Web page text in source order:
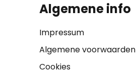
Algemene info
Impressum
Algemene voorwaarden
Cookies